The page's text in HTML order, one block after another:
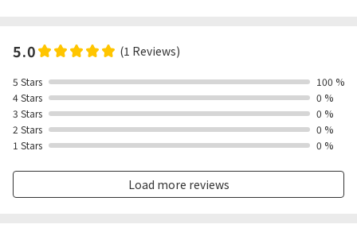
5.0 (1 Reviews)
5 Stars
100 %
4 Stars
0 %
3 Stars
0 %
2 Stars
0 %
1 Stars
0 %
Load more reviews